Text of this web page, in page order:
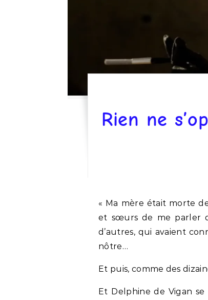
Rien ne
« Ma mère était morte
et sœurs de me parler
d’autres, qui avaient
nôtre…
Et puis, comme des
Et Delphine de Vigan